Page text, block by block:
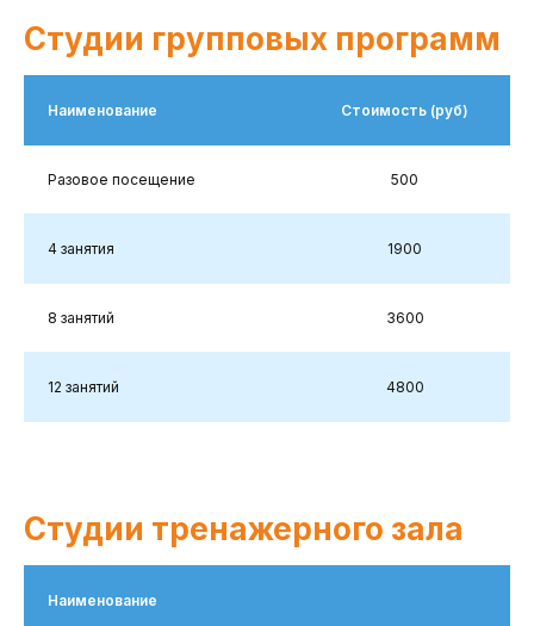
Студии групповых программ
Наименование Стоимость (руб)
Разовое посещение 500
4 занятия 1900
8 занятий 3600
12 занятий 4800
Студии тренажерного зала
Наименование